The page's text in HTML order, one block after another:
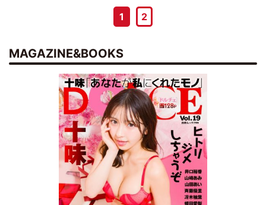
1 2
MAGAZINE&BOOKS